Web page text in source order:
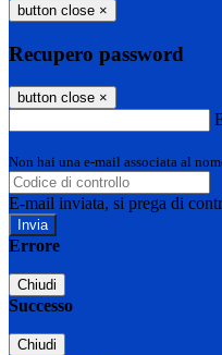
button close ×
Recupero password
button close ×
Non hai una e-mail associata al
E-mail inviata, si prega di
Errore
Chiudi
Successo
Chiudi